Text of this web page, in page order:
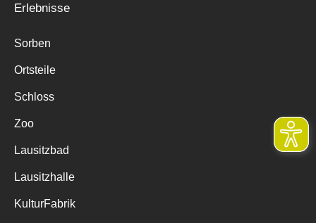
Erlebnisse
Sorben
Ortsteile
Schloss
Zoo
Lausitzbad
Lausitzhalle
KulturFabrik